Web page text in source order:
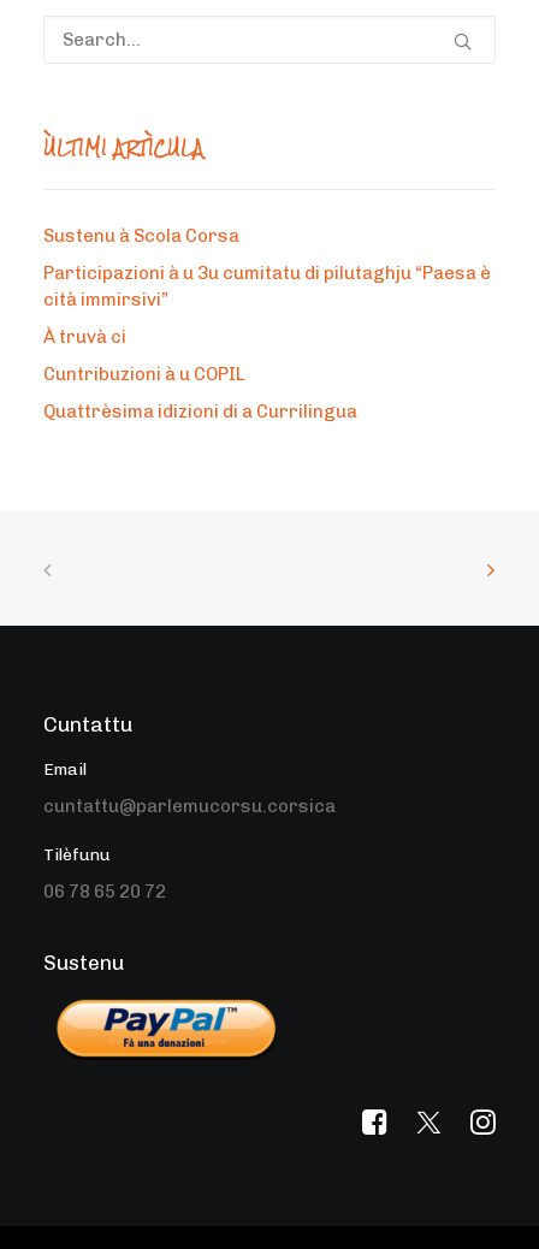
ÙLTIMI ARTÌCULA
Sustenu à Scola Corsa
Participazioni à u 3u cumitatu di pilutaghju “Paesa è
cità immirsivi”
À truvà ci
Cuntribuzioni à u COPIL
Quattrèsima idizioni di a Currilingua
Cuntattu
Email
cuntattu@parlemucorsu.corsica
Tilèfunu
06 78 65 20 72
Sustenu